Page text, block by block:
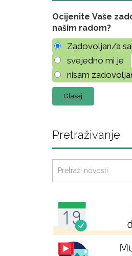
Ocijenite Vaše
našim radom?
Zadovoljan/a
svejedno mi je
nisam
Pretraživanje